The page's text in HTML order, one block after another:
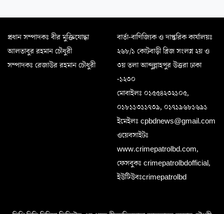
প্রধান সম্পাদকঃ বীর মুক্তিযোদ্ধা
আলতাবুর রহমান চৌধুরী
সম্পাদকঃ রেজাউর রহমান চৌধুরী
বার্তা-বাণিজ্যিক ও দাপ্তরিক কার্যালয়ঃ
২৬৮/১ কোটবাড়ী ব্রিজ সংলগ্ন ২য় ও
৩য় তলা আব্দুল্লাহপুর উত্তরা ঢাকা
-১২৩০
মোবাইলঃ ০১৫৫৪২৩২১০৫,
০১৮১১৩১১৭৩৯, ০১৭১৯৬৮১৬৯১
ইমেইলঃ cpbdnews@gmail.com
ওয়েবসাইটঃ
www.crimepatrolbd.com,
ফেসবুকঃ crimepatrolbdofficial,
ইউটিউবঃcrimepatrolbd